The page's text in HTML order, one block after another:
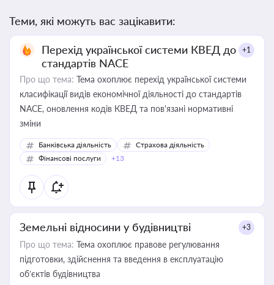
Теми, які можуть вас зацікавити:
Перехід української системи КВЕД до
стандартів NACE
+1
Про що тема: Тема охоплює перехід української системи
класифікації видів економічної діяльності до стандартів
NACE, оновлення кодів КВЕД та пов'язані нормативні
зміни
Банківська діяльність
Страхова діяльність
Фінансові послуги
+13
Земельні відносини у будівництві +3
Про що тема: Тема охоплює правове регулювання
підготовки, здійснення та введення в експлуатацію
об’єктів будівництва